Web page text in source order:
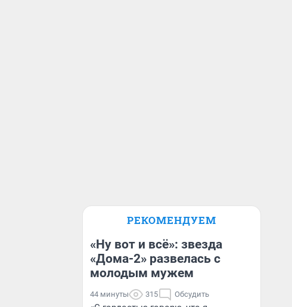
РЕКОМЕНДУЕМ
«Ну вот и всё»: звезда
«Дома-2» развелась с
молодым мужем
44 минуты 315 Обсудить